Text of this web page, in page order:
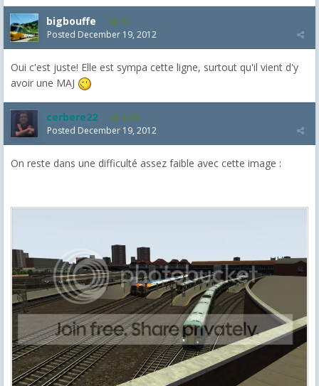
bigbouffe 16
Posted December 19, 2012
Oui c'est juste! Elle est sympa cette ligne, surtout qu'il vient d'y
avoir une MAJ
cerbere22 4,385
Posted December 19, 2012
On reste dans une difficulté assez faible avec cette image :